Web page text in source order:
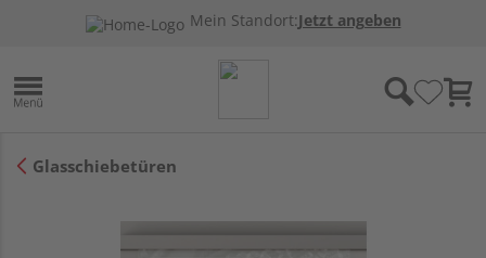
Mein Standort:Jetzt angeben
Glasschiebetüren